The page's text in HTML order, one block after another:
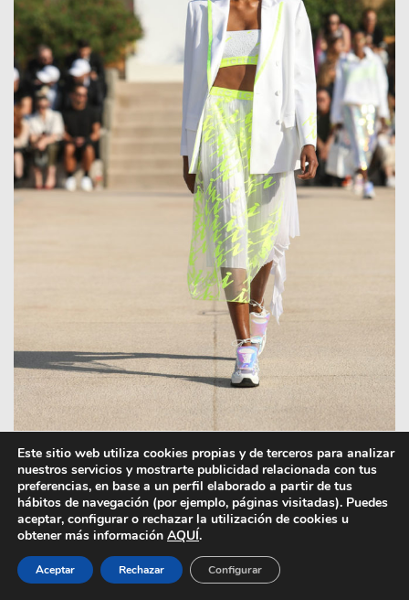
Este sitio web utiliza cookies propias y de terceros para analizar
nuestros servicios y mostrarte publicidad relacionada con tus
preferencias, en base a un perfil elaborado a partir de tus
hábitos de navegación (por ejemplo, páginas visitadas). Puedes
aceptar, configurar o rechazar la utilización de cookies u
obtener más información AQUÍ.
Aceptar Rechazar Configurar